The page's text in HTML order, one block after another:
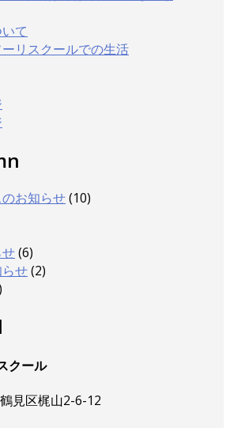
て
リスクールでの生活
お知らせ(10)
(6)
せ(2)
クール
見区梶山2-6-12